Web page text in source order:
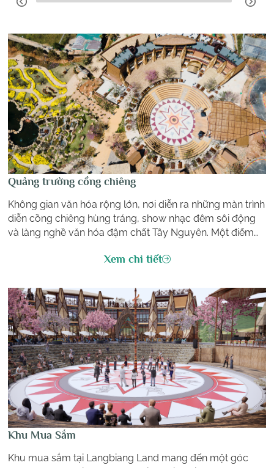
Quảng trường cồng chiêng
Không gian văn hóa rộng lớn, nơi diễn ra những màn trình
diễn cồng chiêng hùng tráng, show nhạc đêm sôi động
và làng nghề văn hóa đậm chất Tây Nguyên. Một điểm
Xem chi tiết
Khu Mua Sắm
Khu mua sắm tại Langbiang Land mang đến một góc